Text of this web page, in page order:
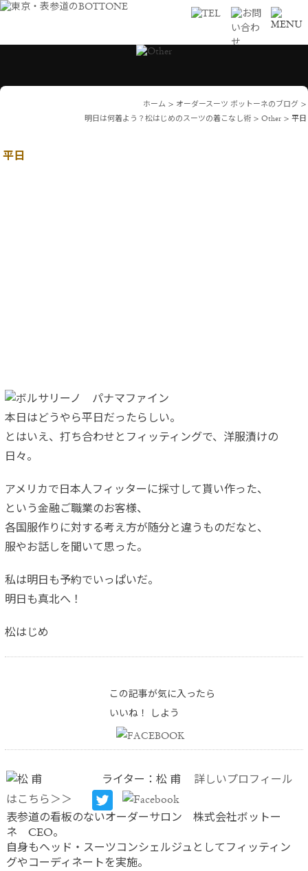
ホーム > オーダースーツ ボットーネのブログ >
明日は何着よう？松はじめのスーツの着こなし術 > Other > 平日
平日
本日はどうやら平日だったらしい。
とはいえ、打ち合わせとフィッティングで、洋服漬けの
日々。
アメリカで日本人フィッターに採寸して貰い作った、
という金融ご職業のお客様、
各国服作りに対する考え方が随分と違うものだなと、
服やお話しを聞いて思った。
私は明日も予約でいっぱいだ。
明日も真北へ！
松はじめ
この記事が気に入ったら
いいね！ しよう
ライター：松 甫
詳しいプロフィール
はこちら＞＞
表参道の看板のないオーダーサロン 株式会社ボットー
ネ CEO。
自身もヘッド・スーツコンシェルジュとしてフィッティン
グやコーディネートを実施。